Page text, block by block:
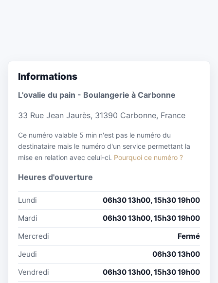
Informations
L'ovalie du pain - Boulangerie à Carbonne
33 Rue Jean Jaurès, 31390 Carbonne, France
Ce numéro valable 5 min n'est pas le numéro du
destinataire mais le numéro d'un service permettant la
mise en relation avec celui-ci. Pourquoi ce numéro ?
Heures d'ouverture
Lundi
06h30 13h00, 15h30 19h00
Mardi
06h30 13h00, 15h30 19h00
Mercredi
Fermé
Jeudi
06h30 13h00
Vendredi
06h30 13h00, 15h30 19h00